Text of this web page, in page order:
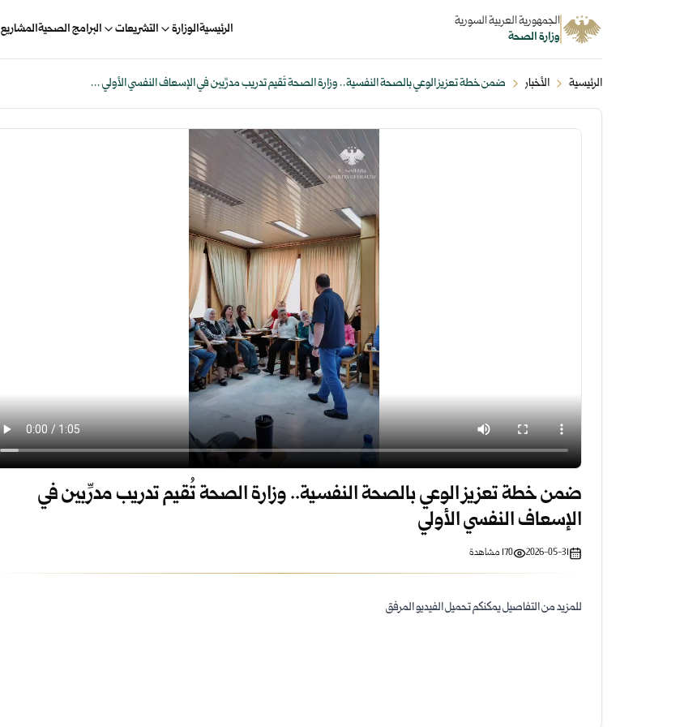
الجمهورية العربية السورية
وزارة الصحة
الرئيسيةالوزارة التشريعات البرامج الصحيةالمشاريع
الرئيسية الأخبار ضمن خطة تعزيز الوعي بالصحة النفسية.. وزارة الصحة تُقيم تدريب مدرِّبين في الإسعاف النفسي الأولي ...
ضمن خطة تعزيز الوعي بالصحة النفسية.. وزارة الصحة تُقيم تدريب مدرِّبين في
الإسعاف النفسي الأولي
2026-05-31
170 مشاهدة
للمزيد من التفاصيل يمكنكم تحميل الفيديو المرفق